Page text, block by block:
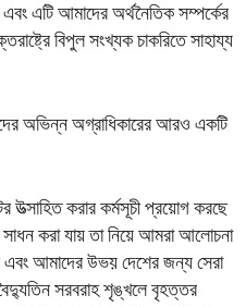
এটি আমাদের অর্থনৈতিক সম্পর্কের
বিপুল সংখ্যক চাকরিতে সাহায্য
অভিন্ন অগ্রাধিকারের আরও একটি
উত্সাহিত করার কর্মসূচী প্রয়োগ করছে
করা যায় তা নিয়ে আমরা আলোচনা
এবং আমাদের উভয় দেশের জন্য সেরা
সরবরাহ শৃঙ্খলে বৃহত্তর